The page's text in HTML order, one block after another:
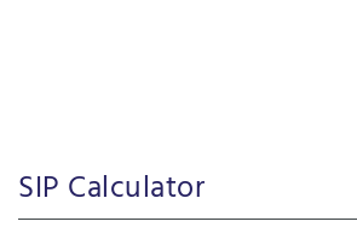
SIP Calculator